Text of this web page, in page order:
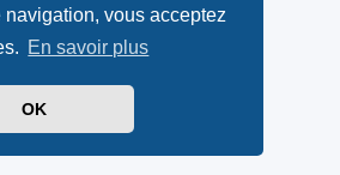
navigation, vous acceptez
En savoir plus
OK